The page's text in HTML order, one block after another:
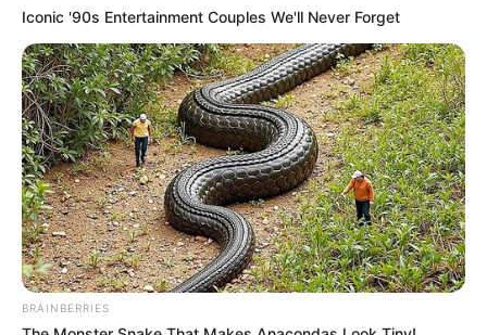
@2022 - nikolaosanaximandros.gr. All Right Reserved. Designed and
Developed byWeb Technical
Iconic '90s Entertainment Couples We'll Never Forget
BRAINBERRIES